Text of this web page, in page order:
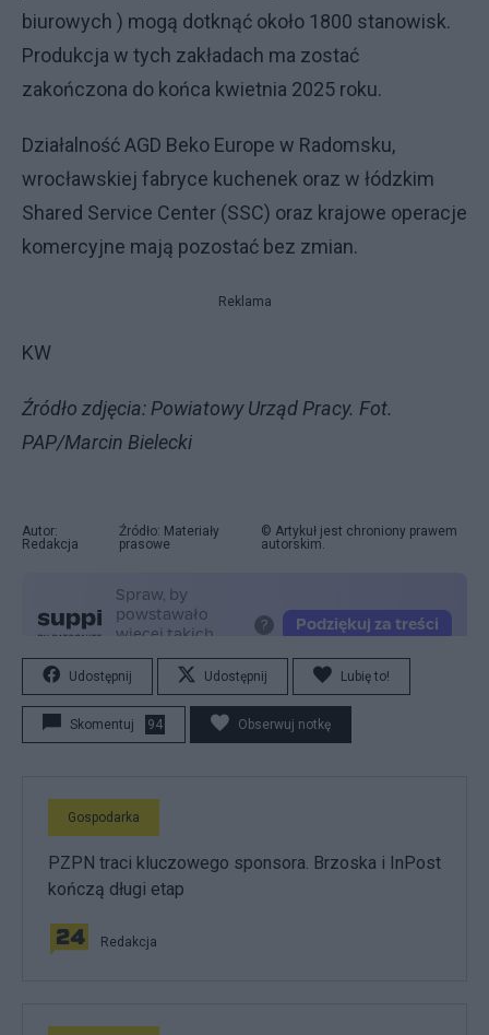
biurowych ) mogą dotknąć około 1800 stanowisk.
Produkcja w tych zakładach ma zostać
zakończona do końca kwietnia 2025 roku.
Działalność AGD Beko Europe w Radomsku,
wrocławskiej fabryce kuchenek oraz w łódzkim
Shared Service Center (SSC) oraz krajowe operacje
komercyjne mają pozostać bez zmian.
Reklama
KW
Źródło zdjęcia: Powiatowy Urząd Pracy. Fot.
PAP/Marcin Bielecki
Autor:
Redakcja
Źródło: Materiały
prasowe
© Artykuł jest chroniony prawem
autorskim.
Udostępnij Udostępnij Lubię to!
Skomentuj 94 Obserwuj notkę
Gospodarka
PZPN traci kluczowego sponsora. Brzoska i InPost
kończą długi etap
Redakcja